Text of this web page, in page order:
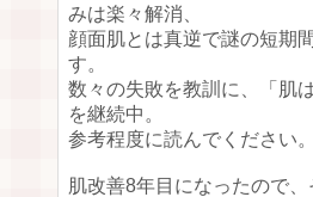
みは楽々解消、
顔面肌とは真逆で謎の短期
す。
数々の失敗を教訓に、「肌
を継続中。
参考程度に読んでください。
肌改善8年目になったので